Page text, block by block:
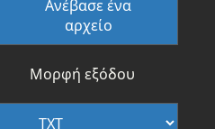
Ανέβασε ένα
αρχείο
Μορφή εξόδου